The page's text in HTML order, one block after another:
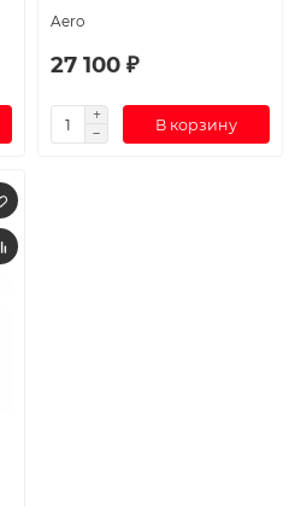
Aero
27 100 ₽
В корзину